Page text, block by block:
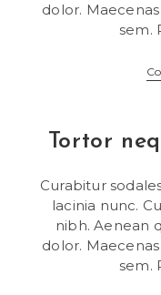
dolor.
sem.
Tortor
Curabitur
lacinia nunc.
nibh. Aenean
dolor.
sem.